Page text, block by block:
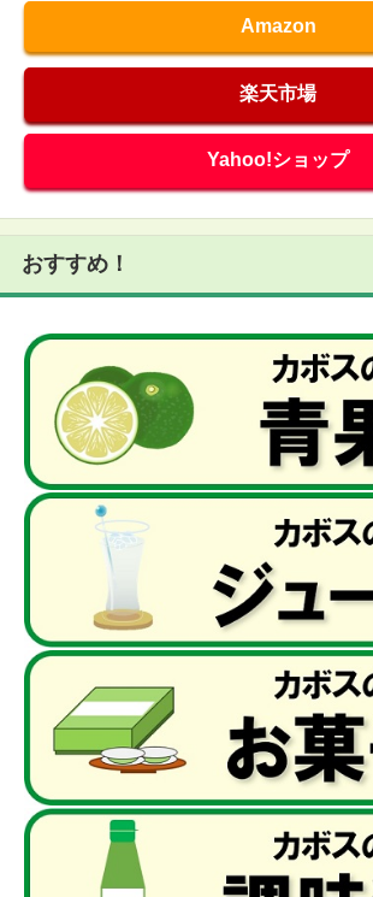
Amazon
楽天市場
Yahoo!ショップ
おすすめ！